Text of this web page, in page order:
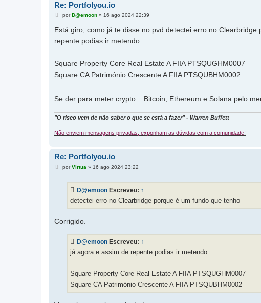
Re: Portfolyou.io
M
n
s
a
g
porD@emoon» 16 ago 2024 22:39
Está giro, como já te disse no pvd detectei erro no
repente podias ir metendo:
Square Property Core Real Estate A FIIA PTSQUGHM0007
Square CA Património Crescente A FIIA PTSQUBHM0002
Se der para meter crypto... Bitcoin, Ethereum e Solana pelo
"O risco vem de não saber o que se está a fazer" - Warren Buffett
Não enviem mensagens privadas, exponham as dúvidas com a comunidade!
Re: Portfolyou.io
MporVirtua » 16 ago 2024 23:22
D@emoon Escreveu: ↑
detectei erro no Clearbridge porque é um fundo que tenho
Corrigido.
D@emoon Escreveu: ↑
já agora e assim de repente podias ir metendo:
Square Property Core Real Estate A FIIA PTSQUGHM0007
Square CA Património Crescente A FIIA PTSQUBHM0002